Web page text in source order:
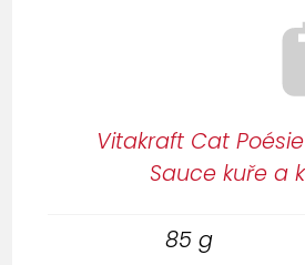
Vitakraft Cat
Sauce kuře a
85 g